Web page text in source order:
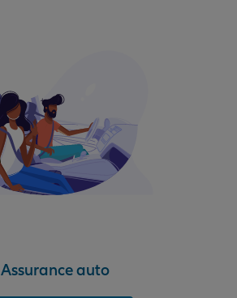
Assurance auto